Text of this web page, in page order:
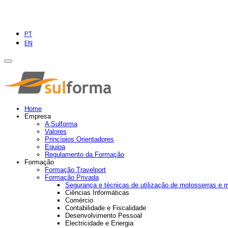
PT
EN
Home
Empresa
A Sulforma
Valores
Princípios Orientadores
Equipa
Regulamento da Formação
Formação
Formação Travelport
Formação Privada
Segurança e técnicas de utilização de motosserras e
Ciências Informáticas
Comércio
Contabilidade e Fiscalidade
Desenvolvimento Pessoal
Electricidade e Energia